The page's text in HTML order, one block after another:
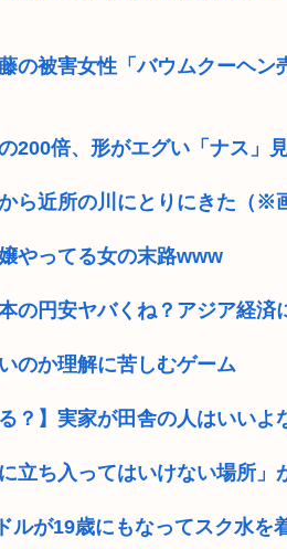
の被害女性「バウムクーヘ
の200倍、形がエグい「ナス」
ら近所の川にとりにきた（※
やってる女の末路www
の円安ヤバくね？アジア経済
のか理解に苦しむゲーム
る？】実家が田舎の人はいい
立ち入ってはいけない場所
ルが19歳にもなってスク水